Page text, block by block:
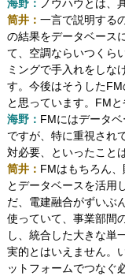
海野： ノウハウとは、
筒井： 一言で説明する
の結果をデータベース
て、空調ならいつくら
ミングで手入れをしな
す。今後はそうした
と思っています。FMと
海野： FMにはデータ
ですが、特に重視され
対必要、といったこと
筒井： FMはもちろん
とデータベースを活用
だ、電建融合がずいぶ
使っていて、事業部間
し、統合した大きな単
実的とはいえません。
ットフォームでつなぐ